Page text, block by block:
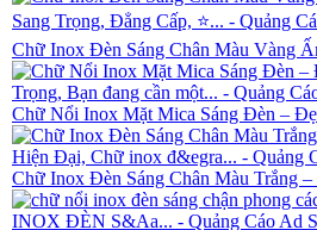
Chữ Inox Đèn Sáng Chân Màu Vàng
Chữ Nổi Inox Mặt Mica Sáng Đèn –
Chữ Inox Đèn Sáng Chân Màu Trắng –